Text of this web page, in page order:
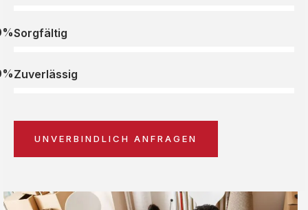
Sorgfältig
Zuverlässig
UNVERBINDLICH ANFRAGEN